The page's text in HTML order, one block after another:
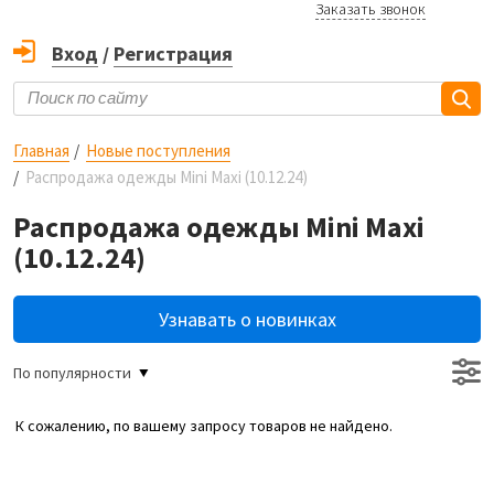
Заказать звонок
Вход / Регистрация
Главная
Новые поступления
Распродажа одежды Mini Maxi (10.12.24)
Распродажа одежды Mini Maxi
(10.12.24)
Узнавать о новинках
По популярности
К сожалению, по вашему запросу товаров не найдено.